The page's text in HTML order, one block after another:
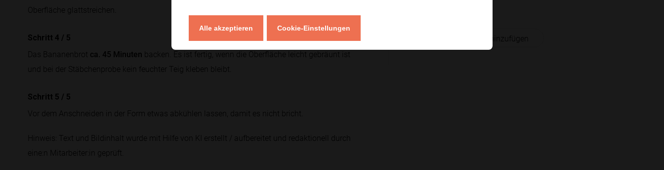
Zur Einkaufsliste hinzufügen
Oberfläche glattstreichen.
Schritt 4 / 5
Das Bananenbrot ca. 45 Minuten backen. Es ist fertig, wenn die Oberfläche leicht gebräunt ist
und bei der Stäbchenprobe kein feuchter Teig kleben bleibt.
Schritt 5 / 5
Vor dem Anschneiden in der Form etwas abkühlen lassen, damit es nicht bricht.
Hinweis: Text und Bildinhalt wurde mit Hilfe von KI erstellt / aufbereitet und redaktionell durch
eine:n Mitarbeiter:in geprüft.
Alle akzeptieren Cookie-Einstellungen